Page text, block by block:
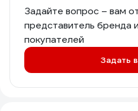
Задайте вопрос – вам
представитель бренда
покупателей
Задать